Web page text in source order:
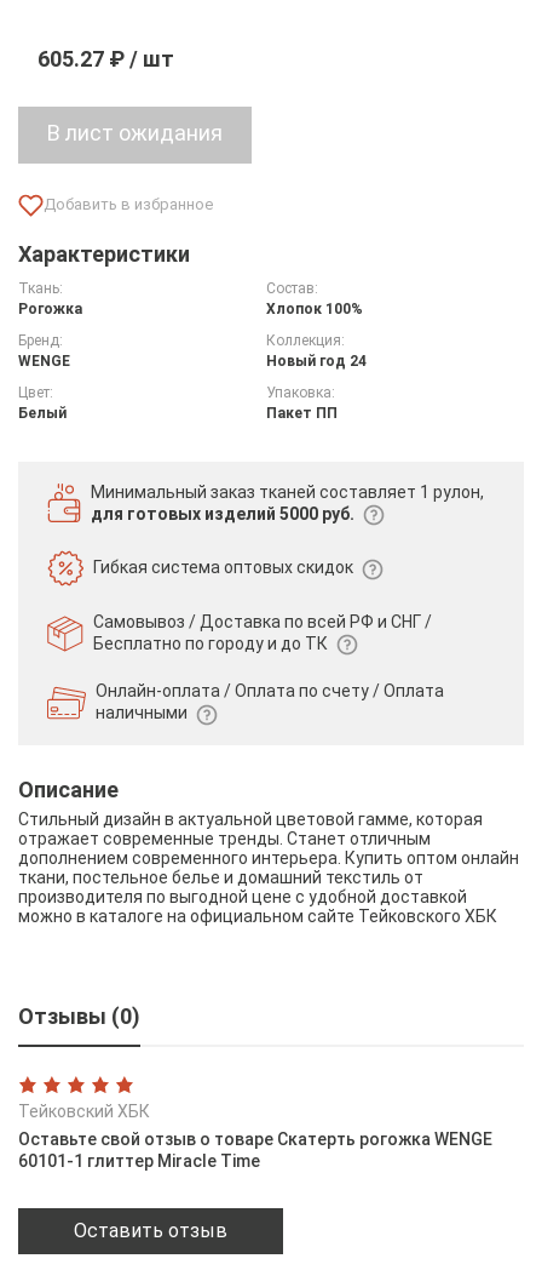
605.27 ₽ / шт
Характеристики
Ткань:
Рогожка
Состав:
Хлопок 100%
Бренд:
WENGE
Коллекция:
Новый год 24
Цвет:
Белый
Упаковка:
Пакет ПП
Минимальный заказ тканей составляет 1 рулон,
для готовых изделий 5000 руб.
Гибкая системаоптовых скидок
Самовывоз / Доставка по всей РФ и СНГ /
Бесплатно по городу и до ТК
Онлайн-оплата / Оплата по счету /Оплата
наличными
Описание
Стильный дизайн в актуальной цветовой гамме, которая
отражает современные тренды. Станет отличным
дополнением современного интерьера. Купить оптом онлайн
ткани, постельное белье и домашний текстиль от
производителя по выгодной цене с удобной доставкой
можно в каталоге на официальном сайте Тейковского ХБК
Отзывы (0)
Тейковский ХБК
Оставьте свой отзыв о товаре Скатерть рогожка WENGE
60101-1 глиттер Miracle Time
Оставить отзыв